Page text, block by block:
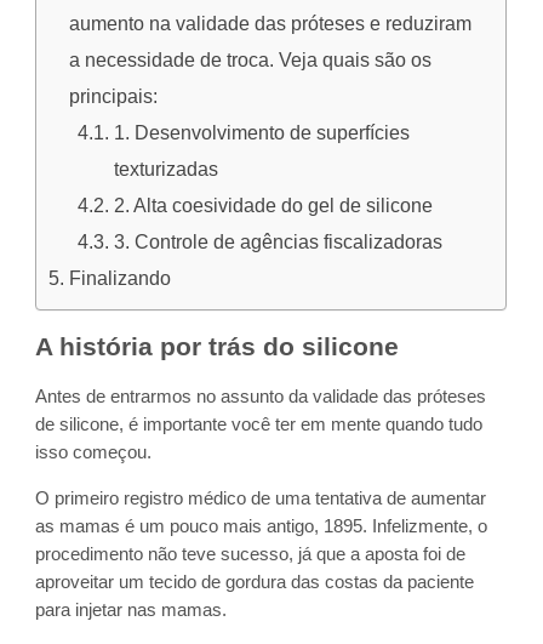
aumento na validade das próteses e reduziram
a necessidade de troca. Veja quais são os
principais:
1. Desenvolvimento de superfícies
texturizadas
2. Alta coesividade do gel de silicone
3. Controle de agências fiscalizadoras
Finalizando
A história por trás do silicone
Antes de entrarmos no assunto da validade das próteses
de silicone, é importante você ter em mente quando tudo
isso começou.
O primeiro registro médico de uma tentativa de aumentar
as mamas é um pouco mais antigo, 1895. Infelizmente, o
procedimento não teve sucesso, já que a aposta foi de
aproveitar um tecido de gordura das costas da paciente
para injetar nas mamas.